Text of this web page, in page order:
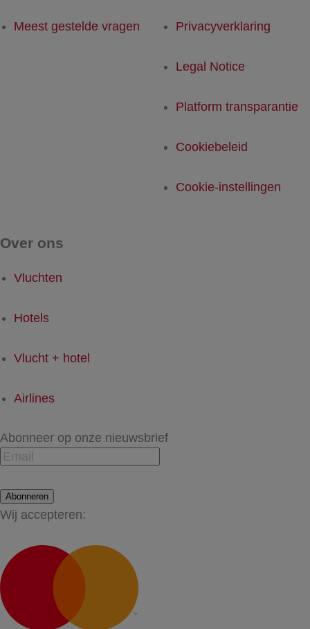
Meest gestelde vragen Privacyverklaring
Legal Notice
Platform transparantie
Cookiebeleid
Cookie-instellingen
Over ons
Vluchten
Hotels
Vlucht + hotel
Airlines
Abonneer op onze nieuwsbrief
Abonneren
Wij accepteren: